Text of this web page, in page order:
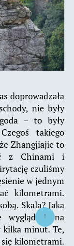
doprowadzała
nie były
– to były
takiego
Zhangjiajie to
z Chinami i
czuliśmy
w jednym
kilometrami.
Skala? Jaka
wyglądały na
kilka minut. Te,
kilometrami.
↑